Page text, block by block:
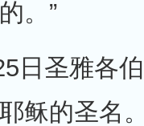
。”
圣雅各
稣的圣名